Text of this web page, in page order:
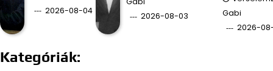
2026-08-04
2026-08-03
Gabi
2026-
Kategóriák: